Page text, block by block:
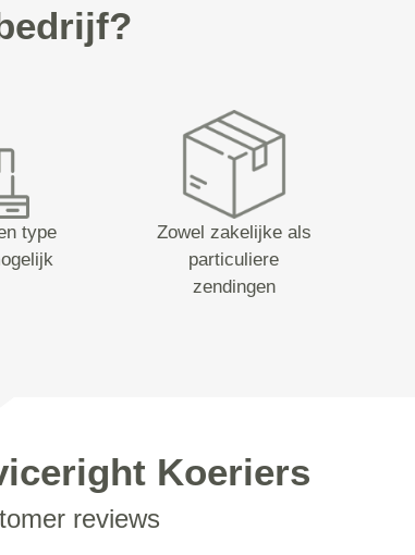
type
Zowel zakelijke als
particuliere
zendingen
Koeriers
reviews